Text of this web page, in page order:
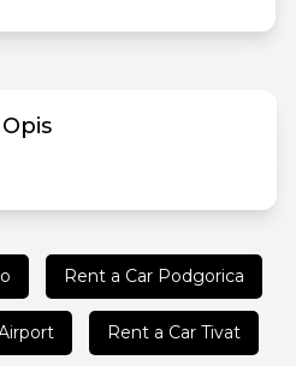
Opis
Rent a Car Podgorica
Rent a Car Tivat